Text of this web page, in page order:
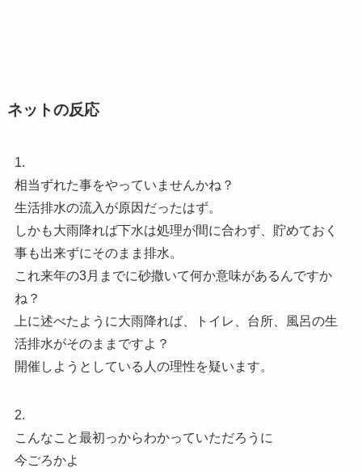
ネットの反応
1.
相当ずれた事をやっていませんかね？
生活排水の流入が原因だったはず。
しかも大雨降れば下水は処理が間に合わず、貯めておく
事も出来ずにそのまま排水。
これ来年の3月までに砂撒いて何か意味があるんですか
ね？
上に述べたように大雨降れば、トイレ、台所、風呂の生
活排水がそのままですよ？
開催しようとしている人の理性を疑います。
2.
こんなこと最初っからわかっていただろうに
今ごろかよ